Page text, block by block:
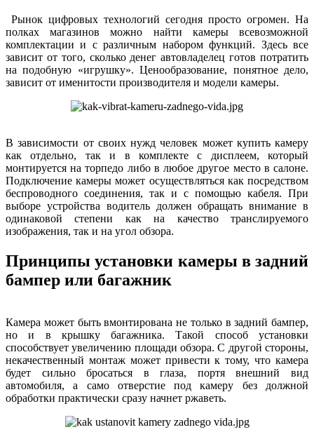
Рынок цифровых технологий сегодня просто огромен. На
полках магазинов можно найти камеры всевозможной
комплектации и с различным набором функций. Здесь все
зависит от того, сколько денег автовладелец готов потратить
на подобную «игрушку». Ценообразование, понятное дело,
зависит от именитости производителя и модели камеры.
В зависимости от своих нужд человек может купить камеру
как отдельно, так и в комплекте с дисплеем, который
монтируется на торпедо либо в любое другое место в салоне.
Подключение камеры может осуществляться как посредством
беспроводного соединения, так и с помощью кабеля. При
выборе устройства водитель должен обращать внимание в
одинаковой степени как на качество транслируемого
изображения, так и на угол обзора.
Принципы установки камеры в задний
бампер или багажник
Камера может быть вмонтирована не только в задний бампер,
но и в крышку багажника. Такой способ установки
способствует увеличению площади обзора. С другой стороны,
некачественный монтаж может привести к тому, что камера
будет сильно бросаться в глаза, портя внешний вид
автомобиля, а само отверстие под камеру без должной
обработки практически сразу начнет ржаветь.